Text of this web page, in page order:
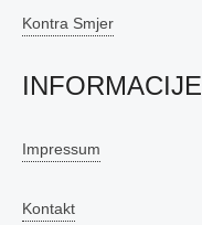
Kontra Smjer
INFORMACIJE
Impressum
Kontakt